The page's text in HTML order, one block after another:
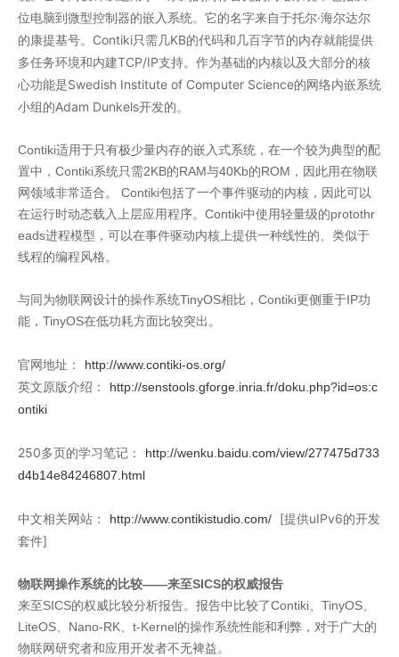
位电脑到微型控制器的嵌入系统。它的名字来自于托尔·海尔达尔
的康提基号。Contiki只需几KB的代码和几百字节的内存就能提供
多任务环境和内建TCP/IP支持。作为基础的内核以及大部分的核
心功能是Swedish Institute of Computer Science的网络内嵌系统
小组的Adam Dunkels开发的。
Contiki适用于只有极少量内存的嵌入式系统，在一个较为典型的配
置中，Contiki系统只需2KB的RAM与40Kb的ROM，因此用在物联
网领域非常适合。 Contiki包括了一个事件驱动的内核，因此可以
在运行时动态载入上层应用程序。Contiki中使用轻量级的protothr
eads进程模型，可以在事件驱动内核上提供一种线性的、类似于
线程的编程风格。
与同为物联网设计的操作系统TinyOS相比，Contiki更侧重于IP功
能，TinyOS在低功耗方面比较突出。
官网地址： http://www.contiki-os.org/
英文原版介绍：
http://senstools.gforge.inria.fr/doku.php?id=os:c
ontiki
250多页的学习笔记：
http://wenku.baidu.com/view/277475d733
d4b14e84246807.html
中文相关网站： http://www.contikistudio.com/
[提供uIPv6的开发
套件]
物联网操作系统的比较——来至SICS的权威报告
来至SICS的权威比较分析报告。报告中比较了Contiki、TinyOS、
LiteOS、Nano-RK、t-Kernel的操作系统性能和利弊，对于广大的
物联网研究者和应用开发者不无裨益。